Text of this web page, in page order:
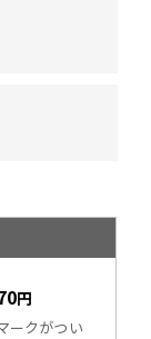
円
ークがつい